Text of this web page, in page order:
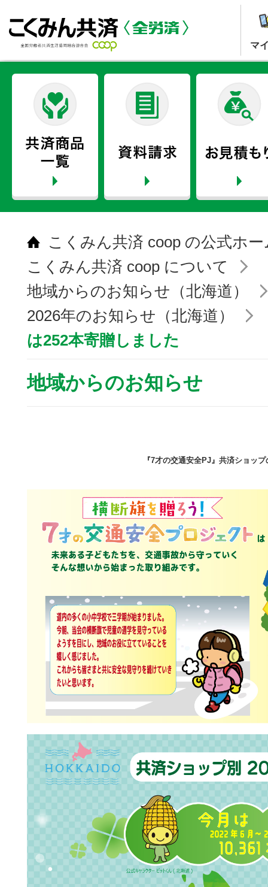
マ
こくみん共済 coop の公式ホ
こくみん共済 coop について
地域からのお知らせ（北海道）
2026年のお知らせ（北海道）
は252本寄贈しました
地域からのお知らせ
『7才の交通安全PJ』共済ショッ